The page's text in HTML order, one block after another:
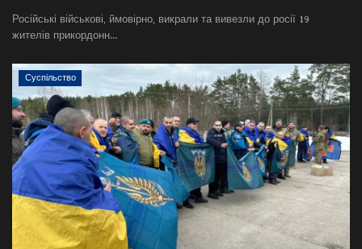
Російські військові, ймовірно, викрали та вивезли до росії 19
жителів прикордонн...
Суспільство